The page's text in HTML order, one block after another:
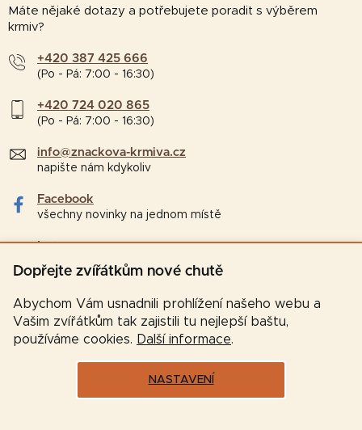
Dopřejte zvířátkům nové chutě
Abychom Vám usnadnili prohlížení našeho webu a
Vašim zvířátkům tak zajistili tu nejlepší baštu,
používáme cookies. Další informace.
NASTAVENÍ
Máte nějaké dotazy a potřebujete poradit s výběrem
krmiv?
+420 387 425 666
(Po - Pá: 7:00 - 16:30)
+420 724 020 865
(Po - Pá: 7:00 - 16:30)
info@znackova-krmiva.cz
napište nám kdykoliv
Facebook
všechny novinky na jednom místě
Instagram
tipy a zajímavosti pro chovatele